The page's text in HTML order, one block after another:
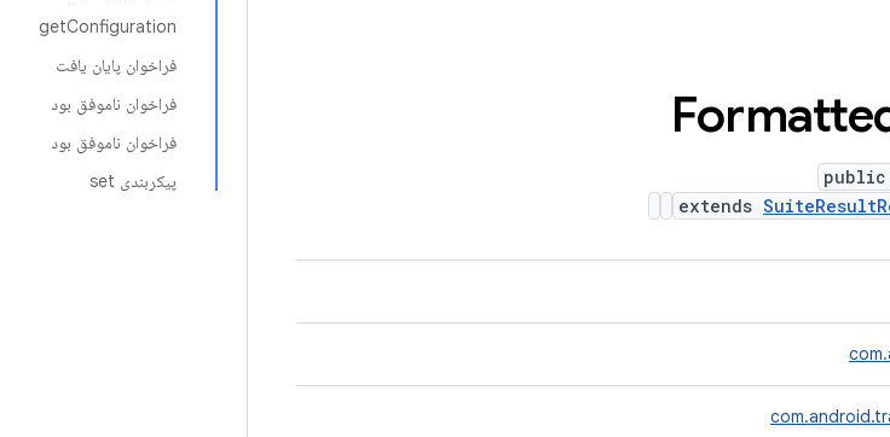
getConfiguration
فراخوان پایان یافت
فراخوان ناموفق بود
فراخوان ناموفق بود
پیکربندی set
public
extends